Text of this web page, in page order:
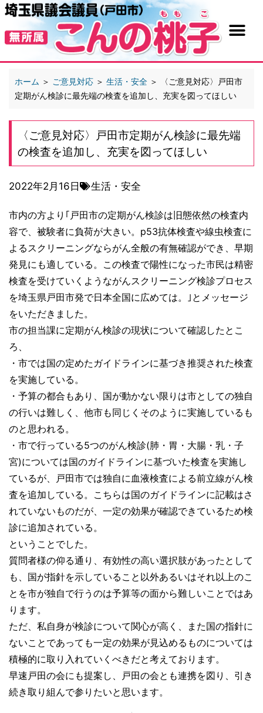
ホーム ＞ ご意見対応 ＞ 生活・安全 ＞
〈ご意見対応〉戸田市
定期がん検診に最先端の検査を追加し、充実を図ってほしい
〈ご意見対応〉戸田市定期がん検診に最先端
の検査を追加し、充実を図ってほしい
2022年2月16日 生活・安全
市内の方より｢戸田市の定期がん検診は旧態依然の検査内
容で、被験者に負荷が大きい。p53抗体検査や線虫検査に
よるスクリーニングならがん全般の有無確認ができ、早期
発見にも適している。この検査で陽性になった市民は精密
検査を受けていくようながんスクリーニング検診プロセス
を埼玉県戸田市発で日本全国に広めては。｣とメッセージ
をいただきました。
市の担当課に定期がん検診の現状について確認したとこ
ろ、
・市では国の定めたガイドラインに基づき推奨された検査
を実施している。
・予算の都合もあり、国が動かない限りは市としての独自
の行いは難しく、他市も同じくそのように実施しているも
のと思われる。
・市で行っている5つのがん検診(肺・胃・大腸・乳・子
宮)については国のガイドラインに基づいた検査を実施し
ているが、戸田市では独自に血液検査による前立線がん検
査を追加している。こちらは国のガイドラインに記載はさ
れていないものだが、一定の効果が確認できているため検
診に追加されている。
ということでした。
質問者様の仰る通り、有効性の高い選択肢があったとして
も、国が指針を示していること以外あるいはそれ以上のこ
とを市が独自で行うのは予算等の面から難しいことではあ
ります。
ただ、私自身が検診について関心が高く、また国の指針に
ないことであっても一定の効果が見込めるものについては
積極的に取り入れていくべきだと考えております。
早速戸田の会にも提案し、戸田の会とも連携を図り、引き
続き取り組んで参りたいと思います。